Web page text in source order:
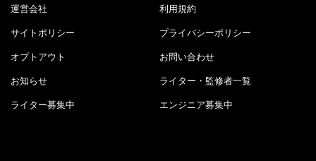
運営会社 利用規約
サイトポリシー プライバシーポリシー
オプトアウト お問い合わせ
お知らせ ライター・監修者一覧
ライター募集中 エンジニア募集中